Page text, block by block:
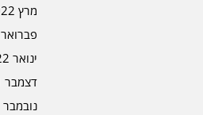
מרץ 2022
פברואר 2022
ינואר 2022
דצמבר 2021
נובמבר 2021